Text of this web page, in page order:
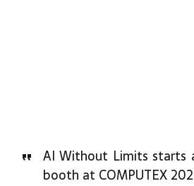
AI Without Limits starts
booth at COMPUTEX